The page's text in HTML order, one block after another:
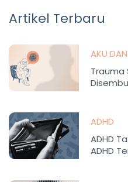
Artikel Terbaru
AKU
Trauma
ADHD
ADHD
ADHD